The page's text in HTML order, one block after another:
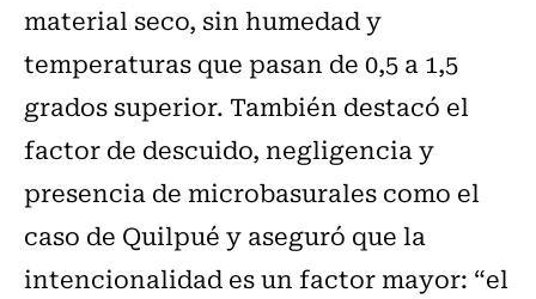
material seco, sin humedad y
temperaturas que pasan de 0,5 a 1,5
grados superior. También destacó el
factor de descuido, negligencia y
presencia de microbasurales como el
caso de Quilpué y aseguró que la
intencionalidad es un factor mayor: “el